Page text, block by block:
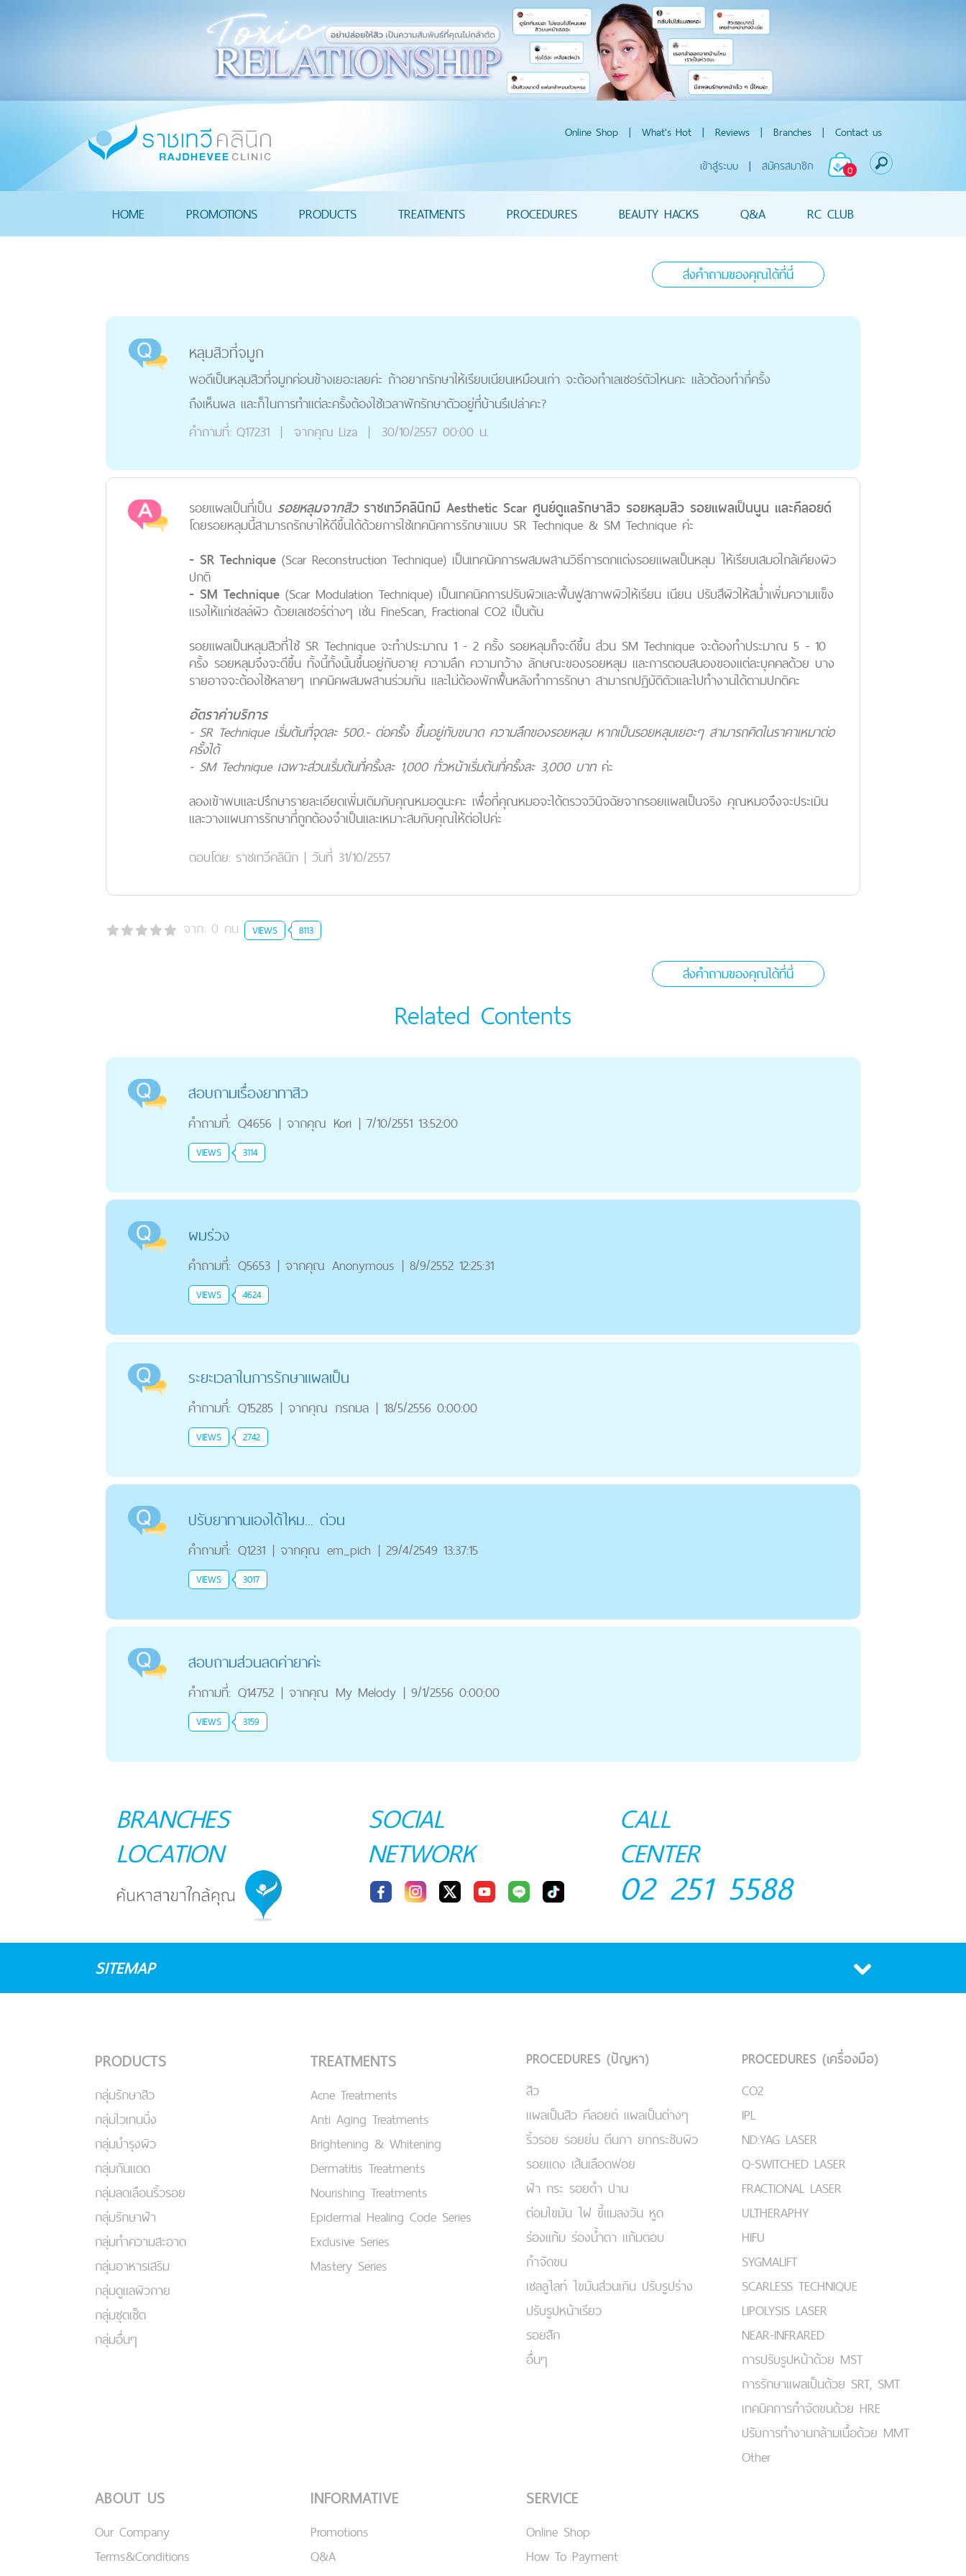
Online Shop | What's Hot | Reviews | Branches | Contact us
0
เข้าสู่ระบบ | สมัครสมาชิก
HOME PROMOTIONS PRODUCTS TREATMENTS PROCEDURES BEAUTY HACKS Q&A RC CLUB
ส่งคำถามของคุณได้ที่นี่
หลุมสิวที่จมูก
พอดีเป็นหลุมสิวที่จมูกค่อนข้างเยอะเลยค่ะ ถ้าอยากรักษาให้เรียบเนียนเหมือนเก่า จะต้องทำเลเซอร์ตัวไหนคะ แล้วต้องทำกี่ครั้ง
ถึงเห็นผล และก็ในการทำแต่ละครั้งต้องใช้เวลาพักรักษาตัวอยู่ที่บ้านรึเปล่าคะ?
คำถามที่: Q17231 | จากคุณ Liza | 30/10/2557 00:00 น.
รอยแผลเป็นที่เป็น รอยหลุมจากสิว ราชเทวีคลินิกมี Aesthetic Scar ศูนย์ดูแลรักษาสิว รอยหลุมสิว รอยแผลเป็นนูน และคีลอยด์
โดยรอยหลุมนี้สามารถรักษาให้ดีขึ้นได้ด้วยการใช้เทคนิคการรักษาแบบ SR Technique & SM Technique ค่ะ
- SR Technique(Scar Reconstruction Technique) เป็นเทคนิคการผสมผสานวิธีการตกแต่งรอยแผลเป็นหลุม ให้เรียบเสมอใกล้เคียงผิว
ปกติ
- SM Technique(Scar Modulation Technique) เป็นเทคนิคการปรับผิวและฟื้นฟูสภาพผิวให้เรียน เนียน ปรับสีผิวให้สม่ำเพิ่มความแข็ง
แรงให้แก่เซลล์ผิว ด้วยเลเซอร์ต่างๆ เช่น FineScan, Fractional CO2 เป็นต้น
รอยแผลเป็นหลุมสิวที่ใช้ SR Technique จะทำประมาณ 1 - 2 ครั้ง รอยหลุมก็จะดีขึ้น ส่วน SM Technique จะต้องทำประมาณ 5 - 10
ครั้ง รอยหลุมจึงจะดีขึ้น ทั้งนี้ทั้งนั้นขึ้นอยู่กับอายุ ความลึก ความกว้าง ลักษณะของรอยหลุม และการตอบสนองของแต่ละบุคคลด้วย บาง
รายอาจจะต้องใช้หลายๆ เทคนิคผสมผสานร่วมกัน และไม่ต้องพักฟื้นหลังทำการรักษา สามารถปฏิบัติตัวและไปทำงานได้ตามปกติคะ
อัตราค่าบริการ
- SR Technique เริ่มต้นที่จุดละ 500.- ต่อครั้ง ขึ้นอยู่กับขนาด ความลึกของรอยหลุม หากเป็นรอยหลุมเยอะๆ สามารถคิดในราคาเหมาต่อ
ครั้งได้
- SM Technique เฉพาะส่วนเริ่มต้นที่ครั้งละ 1,000 ทั่วหน้าเริ่มต้นที่ครั้งละ 3,000 บาทค่ะ
ลองเข้าพบและปรึกษารายละเอียดเพิ่มเติมกับคุณหมอดูนะคะ เพื่อที่คุณหมอจะได้ตรวจวินิจฉัยจากรอยแผลเป็นจริง คุณหมอจึงจะประเมิน
และวางแผนการรักษาที่ถูกต้องจำเป็นและเหมาะสมกับคุณให้ต่อไปค่ะ
ตอบโดย: ราชเทวีคลินิก | วันที่ 31/10/2557
จาก: 0 คน VIEWS 8113
ส่งคำถามของคุณได้ที่นี่
Related Contents
สอบถามเรื่องยาทาสิว
คำถามที่: Q4656 | จากคุณ Kori | 7/10/2551 13:52:00
VIEWS 3114
ผมร่วง
คำถามที่: Q5653 | จากคุณ Anonymous | 8/9/2552 12:25:31
VIEWS 4624
ระยะเวลาในการรักษาแผลเป็น
คำถามที่: Q15285 | จากคุณ กรกมล | 18/5/2556 0:00:00
VIEWS 2742
ปรับยาทานเองได้ไหม... ด่วน
คำถามที่: Q1231 | จากคุณ em_pich | 29/4/2549 13:37:15
VIEWS 3017
สอบถามส่วนลดค่ายาค่ะ
คำถามที่: Q14752 | จากคุณ My Melody | 9/1/2556 0:00:00
VIEWS 3159
BRANCHES
LOCATION
SOCIAL
NETWORK
CALL
CENTER
02 251 5588
SITEMAP
PRODUCTS
กลุ่มรักษาสิว
กลุ่มไวเทนนิ่ง
กลุ่มบำรุงผิว
กลุ่มกันแดด
กลุ่มลดเลือนริ้วรอย
กลุ่มรักษาฝ้า
กลุ่มทำความสะอาด
กลุ่มอาหารเสริม
กลุ่มดูแลผิวกาย
กลุ่มชุดเซ็ต
กลุ่มอื่นๆ
TREATMENTS
Acne Treatments
Anti Aging Treatments
Brightening & Whitening
Dermatitis Treatments
Nourishing Treatments
Epidermal Healing Code Series
Exclusive Series
Mastery Series
PROCEDURES (ปัญหา)
สิว
แผลเป็นสิว คีลอยด์ แผลเป็นต่างๆ
ริ้วรอย รอยย่น ตีนกา ยกกระชับผิว
รอยแดง เส้นเลือดฟอย
ฝ้า กระ รอยดำ ปาน
ต่อมไขมัน ไฝ ขี้แมลงวัน หูด
ร่องแก้ม ร่องน้ำตา แก้มตอบ
กำจัดขน
เชลลูไลท์ ไขมันส่วนเกิน ปรับรูปร่าง
ปรับรูปหน้าเรียว
รอยสัก
อื่นๆ
PROCEDURES (เครื่องมือ)
CO2
IPL
ND:YAG LASER
Q-SWITCHED LASER
FRACTIONAL LASER
ULTHERAPHY
HIFU
SYGMALIFT
SCARLESS TECHNIQUE
LIPOLYSIS LASER
NEAR-INFRARED
การปรับรูปหน้าด้วย MST
การรักษาแผลเป็นด้วย SRT, SMT
เทคนิคการกำจัดขนด้วย HRE
ปรับการทำงานกล้ามเนื้อด้วย MMT
Other
ABOUT US
Our Company
Terms&Conditions
INFORMATIVE
Promotions
Q&A
SERVICE
Online Shop
How To Payment